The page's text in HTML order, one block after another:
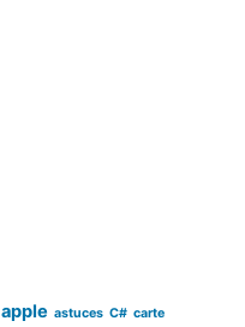
apple astuces C# carte